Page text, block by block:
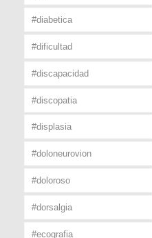
#diabetica
#dificultad
#discapacidad
#discopatia
#displasia
#doloneurovion
#doloroso
#dorsalgia
#ecografia